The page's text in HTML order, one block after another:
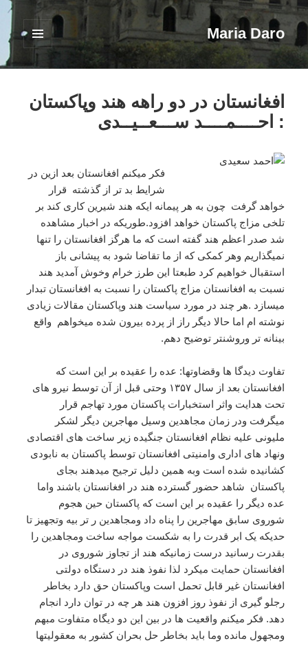
Maria Daro
فهرست
ابزارک‌ها
افغانستان در دو راهه هند وپاکستان
: احــــمــــد ســـعــیــدی
فکر میکنم افغانستان بعد ازین در
شرایط بد تر از گذشته قرار
خواهد گرفت چون به هر پیمانه ایکه هند شیرین کاری کند بر
تلخی مزاج پاکستان خواهد افزود.طوریکه در اخبار مشاهده
شد صدر اعظم هند گفته است که ما هرگز افغانستان را تنها
نمیگذاریم وهر کمکی که از ما تقاضا شود به پیشانی باز
استقبال خواهیم کرد طبعتا این طرز خرام وخوش آمدید هند
نسبت به افغانستان مزاج پاکستان را نسبت به افغانستان تبدار
میسازد .هر چند در مورد سیاست هند وپاکستان مقالات زیادی
نوشته ام اما حالا دیگر راز از پرده بیرون شده میخواهم واقع
بینانه تر وروشنتر توضیح دهم.
تفاوت دیدگا ها وقضاوتها: عده را عقیده بر این است که
افغانستان بعد از سال ۱۳۵۷ وحتی قبل از آن توسط نیرو های
تحت هدایت واثر استخبارات پاکستان مورد تهاجم قرار
میگرفت ودر زمان مجاهدین وسیل مهاجرین دیگر لشکر
ملیونی علیه نظام افغانستان جنگیده زیر ساخت های اقتصادی
ونهاد های اداری وامنیتی افغانستان توسط پاکستان به نابودی
کشانیده شده است وبه همین دلیل ترجیح میدهند بجای
پاکستان شاهد حضور گسترده هند در افغانستان باشند واما
عده دیگر را عقیده بر این است که پاکستان حین هجوم
شوروی سابق مهاجرین را پناه داد ومجاهدین ر تر بیه وتجهیز تا
حدیکه یک ابر قدرت را به شکست مواجه ساخت ومجاهدین را
بقدرت رسانید درست زمانیکه هند از تجاوز شوروی در
افغانستان حمایت میکرد لذا نفوذ هند در دستگاه دولتی
افغانستان غیر قابل تحمل است وپاکستان حق دارد بخاطر
رجلو گیری از نفوذ روز افزون هند هر چه در توان دارد انجام
دهد. فکر میکنم واقعیت ها در بین این دو دیگاه متفاوت مبهم
ومجهول مانده وما باید بخاطر حل بحران کشور به معقولیتها